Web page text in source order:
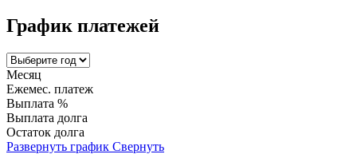
График платежей
Месяц
Ежемес. платеж
Выплата %
Выплата долга
Остаток долга
Развернуть график Свернуть